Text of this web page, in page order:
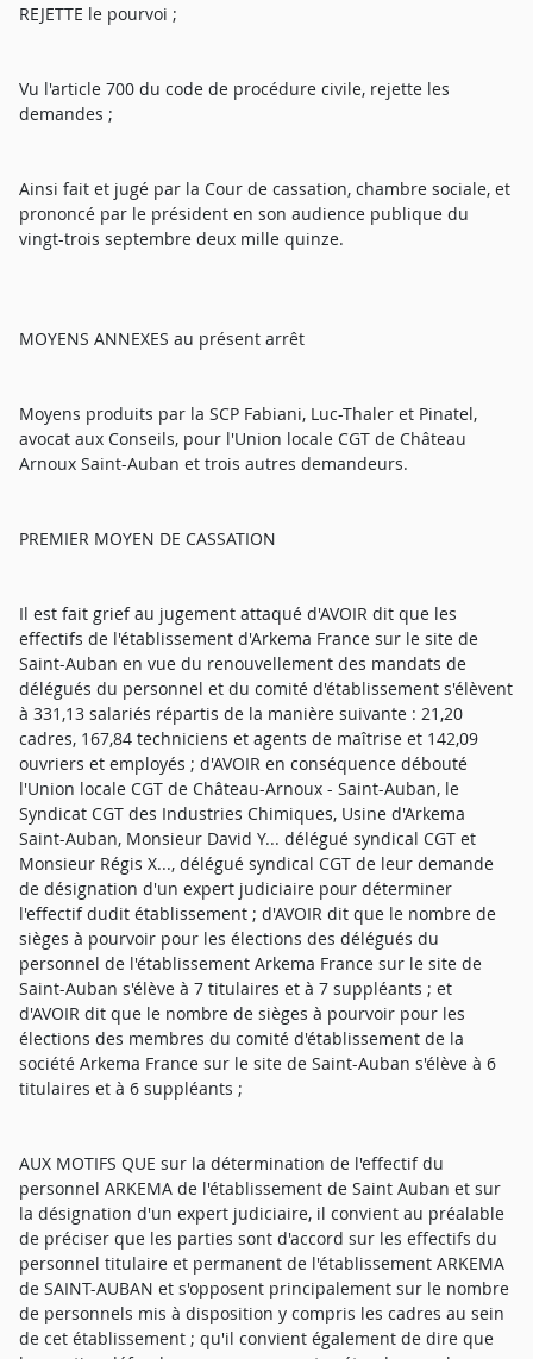
REJETTE le pourvoi ;
Vu l'article 700 du code de procédure civile, rejette les
demandes ;
Ainsi fait et jugé par la Cour de cassation, chambre sociale, et
prononcé par le président en son audience publique du
vingt-trois septembre deux mille quinze.
MOYENS ANNEXES au présent arrêt
Moyens produits par la SCP Fabiani, Luc-Thaler et Pinatel,
avocat aux Conseils, pour l'Union locale CGT de Château
Arnoux Saint-Auban et trois autres demandeurs.
PREMIER MOYEN DE CASSATION
Il est fait grief au jugement attaqué d'AVOIR dit que les
effectifs de l'établissement d'Arkema France sur le site de
Saint-Auban en vue du renouvellement des mandats de
délégués du personnel et du comité d'établissement s'élèvent
à 331,13 salariés répartis de la manière suivante : 21,20
cadres, 167,84 techniciens et agents de maîtrise et 142,09
ouvriers et employés ; d'AVOIR en conséquence débouté
l'Union locale CGT de Château-Arnoux - Saint-Auban, le
Syndicat CGT des Industries Chimiques, Usine d'Arkema
Saint-Auban, Monsieur David Y... délégué syndical CGT et
Monsieur Régis X..., délégué syndical CGT de leur demande
de désignation d'un expert judiciaire pour déterminer
l'effectif dudit établissement ; d'AVOIR dit que le nombre de
sièges à pourvoir pour les élections des délégués du
personnel de l'établissement Arkema France sur le site de
Saint-Auban s'élève à 7 titulaires et à 7 suppléants ; et
d'AVOIR dit que le nombre de sièges à pourvoir pour les
élections des membres du comité d'établissement de la
société Arkema France sur le site de Saint-Auban s'élève à 6
titulaires et à 6 suppléants ;
AUX MOTIFS QUE sur la détermination de l'effectif du personnel ARKEMA de l'établissement de Saint Auban et sur la désignation d'un expert judiciaire, il convient au préalable de préciser que les parties sont d'accord sur les effectifs du personnel titulaire et permanent de l'établissement ARKEMA de SAINT-AUBAN et s'opposent principalement sur le nombre de personnels mis à disposition y compris les cadres au sein de cet établissement ; qu'il convient également de dire que les parties défenderesses ne peuvent prétendre que les salariés visés dans l'article L 1111-2 du Code du travail doivent être comptés dans l'effectif même si leur contrat de travail a pris fin pendant la période de référence dans la mesure où le texte susvisé est particulièrement explicite sur les conditions cumulatives pour que le salarié mis à disposition puisse se présenter aux élections du personnel de l'entreprise utilisatrice à savoir ils sont présents dans les locaux et y travaillent au moins depuis un an ; que, sur les salariés mise à disposition, la société ARKEMA soutient que seuls les salariés des entreprises extérieures intégrés de façon étroite et permanente à la communauté de travail et toujours en liste sur le site de Saint-Auban doivent être comptabilisés, que le tableau produit aux débats est lisible puisqu'il indique le nom de la société extérieure, le nom du personnel, sa qualification et la date de début de la mise à disposition, que le personnel des sociétés ASTOR, SITA, EIFFEL-TN, FOURELAGADEC, D3E, RAZEL, APAVE, PLS Contrôle, GERME, SCHINDLER, ECS et PSI ont été exclus du décompte des effectifs des salariés mis à disposition dans la mesure où ils exerçaient soit des missions ponctuelles pour ARKEMA soit des prestations pour d'autres sociétés sur le site de SAINT-AUBAN et donc ne sont ni mis à disposition ni intégrés dans la communauté de travail du site, qu'elle reconnaît que Monsieur A... n'a pas été comptabilité par erreur et rectifie cet erreur, que les cadres employés par les prestations extérieures sont d'une part des cadres commerciaux et ne sont pas intégrés dans la communauté de travail de SAINT-AUBAN et d'autre part ne remplissent pas la condition de présence de douze mois à la date du décompte ; qu'alors que L'Union locale de la CGT de Château-Arnoux ¿ Saint-Auban, le syndicat CGT des industries chimiques Usine ARKEMA SAINT-AUBAN, Monsieur David Y..., délégué syndical CGT, Monsieur Régis X..., délégué syndical CGT prétendent que les documents produits relatifs au décompte des effectifs mis à disposition sont inintelligibles, que le décompte est erroné dans la mesure où 23 prestataires de service extérieurs sont comptabilisés, mais que 13 seulement ont communiqués leurs effectifs, que l'exclusion des salariés notamment de la société ASTOR et SITA n'est pas fondée ainsi que celle de certains cadres ; qu'il est de jurisprudence constante que doivent être pris en compte dans le calcul des effectifs des entreprises les salariés intégrés de façon étroite et permanente à la communauté de travail ; qu'ainsi en est-il des travailleurs mis à disposition par une entreprise extérieure qui, abstraction faite du lien de subordination qui subsiste avec leur employeur, sont présents dans les locaux de l'entreprise utilisatrice depuis au moins un an, partageant ainsi des conditions de travail en partie communes susceptibles de générer des intérêts communs ; qu'il résulte à la lecture des documents produits aux débats par la société ARKEMA qu'elle démontre d'une part que le décompte des effectifs des salariés mis à disposition est lisible et régulier et d'autre part que l'exclusion des salariés des entreprises extérieures à la société ARKEMA, ASTOR, EIFFEL-TN, FOURE-LAGADEC, D3E, RAZEL, APAVE, PLS Contrôle, GERME, SCHINDLER, ECS et PSI, ainsi que des cadres des entreprises ASTOR, APAVE, PLS Contrôle, GERMES, SCHINDLER, ECS, PSI, EIFFEL TRAVAUX NEUFS, RAVEL-PICO, PERITEC INGÉNIERIE, DE VIRIS, OSLATIS, MCD TECH (Mesura) ONET, DALKIA, EIFFEL INDUSTRIE, SAIT, FOURE-LAGADEC, D3E, SRA SAVAC et SNEF dans l'effectif du personnel de l'établissement ARKEMA de Saint-Auban, est parfaitement justifiée en raison des missions ponctuelles dévolues à ce personnel et non exclusives pour ARKEMA et également en raison de la non-présence depuis au moins d'un an dans l'entreprise de certains cadres, à l'exception de l'entreprise artisanale Gilles CAMILLERI dont il rectifie l'erreur en comptabilisant Monsieur A... dans l'effectif des techniciens mis à disposition ; qu'en effet, l'examen des pièces produites par la société ARKEMA FRANCE permet de dire, pour le personnel non-cadre : ASTOR : la partie demanderesse justifie par le contrat commercial (pièce 13) que le personnel d'ASTOR était lié à la société KEM ONE et mis à la disposition de cette société qui a effectivement travaillé sur la plateforme sud du site ARKEMA ; que l'argumentaire des parties adverses (pointage des salariés d'Astor, site internet) est à écarter au vu des éléments justificatifs de la société ARKEMA ; qu'EIFFEL-TN, FOURE-LAGADEC, D3E, RAZEL : la partie demanderesse justifie par les pièces produites aux débats que les personnels de ces sociétés ne sont pas mis à disposition de la société ARKEMA, ces sociétés intervenant ponctuellement ; que par ailleurs, les parties défenderesses ne produisent aucun argument contraire ; qu'en ce qui concerne APAVE, PLS Contrôle, GERME, SCHINDLER, ECS et PSI, la partie demanderesse justifie par les pièces produites aux débats que les personnels de ces sociétés ne sont pas mis à disposition de la société ARKEMA, ces sociétés travaillant pour plusieurs sociétés et de manière ponctuelle ; que par ailleurs, les parties défenderesses ne produisent aucun argument contraire ; que, pour le personnel-cadre ; ASTOR : les parties défenderesses soutiennent que Monsieur B..., cadre de la société ASTOR est présent dans les locaux de l'établissement ARKEMA de Saint-Auban, mais elles ne démontrent pas, en produisant le décompte d'effectif journalier d'entreprise extérieure de la société ASTOR, qu'il est intégré dans la communauté de travail de la société ARKEMA ; APAVE, PLS Contrôle, GERMES, SCHINDLER, ECCS, PSI : au vu des documents produits pour le personnel non-cadre susvisé, la partie demanderesse justifie que le personnel-cadre de ces entreprises intervient ponctuellement et donc n'est pas mis à disposition d'ARKEMA ; que les parties défenderesses ne produisent aucun élément concret pour contrecarrer cette analyse ; EIFFEL TRAVAUX NEUFS, RAVEL-PICO : la partie demanderesse soutient que les salariés-cadres de ces sociétés interviennent ponctuellement et elle produit un tableau qui démontre qu'aucun salarié n'était présent sur le site entre janvier et mai 2014 et donc n'était pas présent depuis au moins un an à compter du décompte des effectifs ; les parties défenderesses n'apportent aucun élément concret pour contrecarrer l'argumentation de la société ARKEMA ; PERITEC INGÉNIERIE : la partie demanderesse reconnaît et justifie que Monsieur Wilfrid C... était mis à disposition de la société ARKEMA, mais n'était plus présent à compter du 1er janvier 2014 et donc exclu des effectifs ; les parties défenderesses n'apportent aucun élément concret pour contrecarrer l'argumentation de la société ARKEMA ; DE VIRIS : les trois cadres, Messieurs D..., E... et F..., ont été inclus dans le personnel mis à disposition, ce qui n'est pas discuté par les parties défenderesses ; OSLATIS, MCD TECH (Mesura) ONET : la partie demanderesse indique que les cadres appartenant à ces sociétés ne travaillaient pour la société ARKEMA, comme le précise les divers courriers desdites sociétés à l'exception de Monsieur Lionel G..., technicien informatique, qui travaille exclusivement pour la société ARKEMA, mais également sur d'autres sites d'ARKEMA et donc il est considéré comme un personnel intégré dans la communauté de travail de la société ARKEMA et donc sur une base permanente, mais avec un temps de présence partiel (70 jours par an soit deux semaines par mois sur le site de SAINT-AUBAN, ce qui selon elle n'est pas antinomique ; qu'au vu des documents produits, Monsieur G... fait partie des effectifs d'ARKEMA depuis 2013 et 2014 et donc son temps de travail est comptabilisé en fonction de son temps de présence soit à temps partiel ; que de ce fait, l'argument des parties défenderesses qui soutiennent que la société ARKEMA interprète les textes comme il lui semble sur la présence du salarié pendant au moins un an ne peut être retenu ; DALKIA : la partie demanderesse précise que Monsieur Christophe H..., chef d'unité d'exploitation et les autres cadres, ne sont pas de manière permanente sur le site de SAINTAUBAN et notamment Monsieur H... qui est intervenu une seule fois ; les parties défenderesses ne font aucune observation sur ce décompte ; EIFFEL INDUSTRIE : la partie demanderesse soutient que Monsieur Edouard I... a été remplacé par Monsieur J..., chef de contrat, qui ne remplit pas les conditions de présence de 12 mois, ce qui est justifié au vu des documents produits ; qu'elle soutient également que Monsieur Edouard I..., responsable de l'activité maintenance et développement, intervient ponctuellement et ne s'intègre pas dans la communauté de travail du site SAINT-AUBAN, ce qui est justifié par les documents produits ; que les parties défenderesses n'apportent aucun élément concret pour contrecarrer l'argumentation de la société ARKEMA, en soutenant que Monsieur I... intervenait d'avril à octobre 2013 en tant que cadre mis à disposition et intervient encore ; SAIT : la partie demanderesse précise que Monsieur Christophe H..., responsable de région PACA (référent technique et commercial) n'est pas de manière permanente sur le site de Saint AUBAN et le justifie par les documents produits aux débats ; les parties défenderesses n'apportent aucun élément concret pour contrecarrer l'argumentation de la société ARKEMA ; SRA SAVAC : la partie demanderesse précise que Monsieur David K..., r